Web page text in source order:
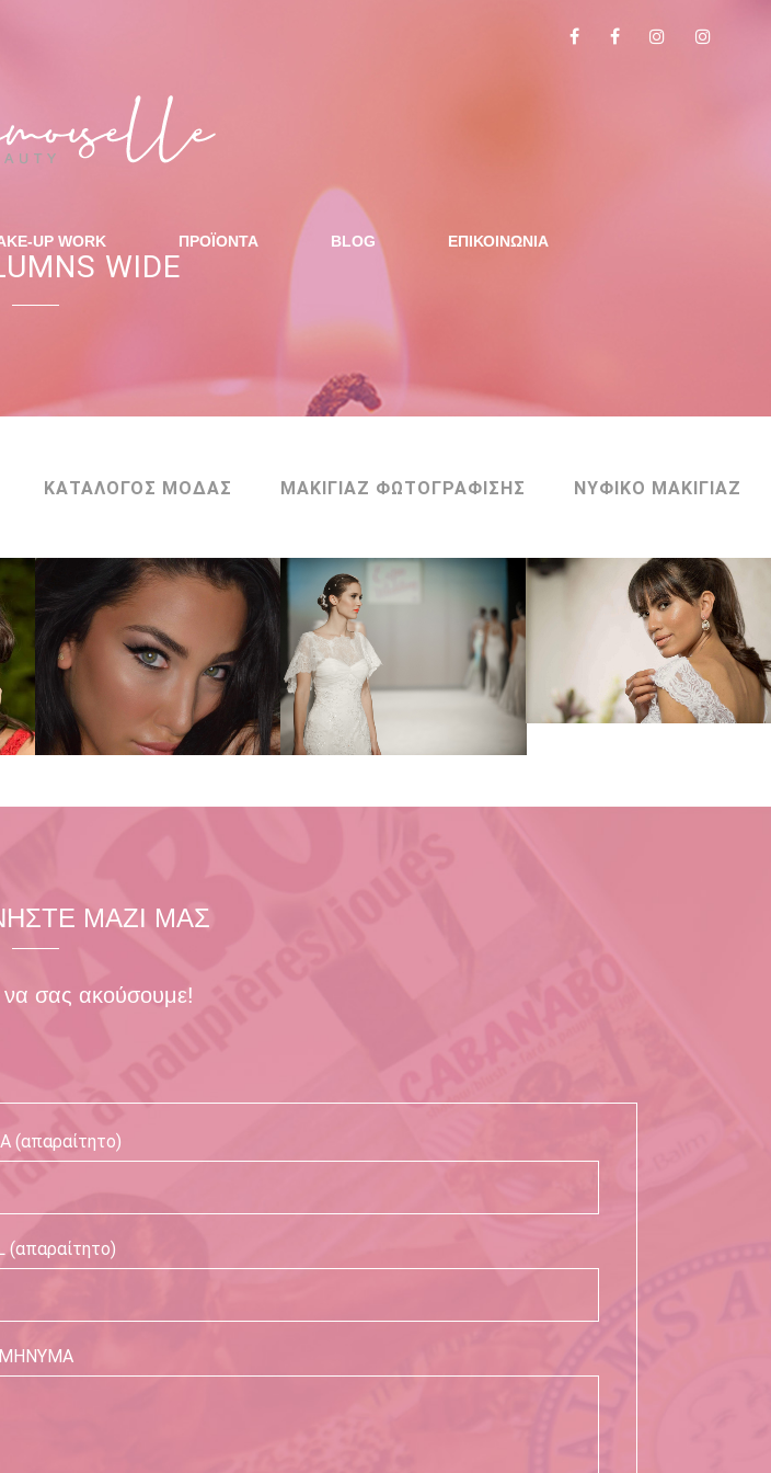
UP WORK ΠΡΟΪΟΝΤΑ BLOG ΕΠΙΚΟΙΝΩΝΙΑ
WIDE
ΚΑΤΑΛΟΓΟΣ ΜΟΔΑΣ ΜΑΚΙΓΙΑΖ ΦΩΤΟΓΡΑΦΙΣΗΣ ΝΥΦΙΚΟ ΜΑΚΙΓΙΑΖ
SPECIAL EVENT
ΕΙΔΙΚΕΣ ΠΕΡΙΣΤΑΣΕΙΣ
View
FASHION SHOWS
ΕΠΙΔΕΙΞΕΙΣ ΜΟΔΑΣ
Zoom
BRIDAL MAKE-UP
ΝΥΦΙΚΟ ΜΑΚΙΓΙΑΖ
Zoom View
ΜΑΖΙ ΜΑΣ
σας ακούσουμε!
(απαραίτητο)
(απαραίτητο)
ΜΗΝΥΜΑ